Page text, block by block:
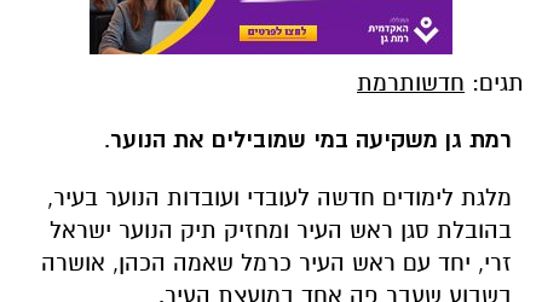
תגים: חדשותרמת
רמת גן משקיעה במי שמובילים את הנוער.
מלגת לימודים חדשה לעובדי ועובדות הנוער בעיר,
בהובלת סגן ראש העיר ומחזיק תיק הנוער ישראל
זרי, יחד עם ראש העיר כרמל שאמה הכהן, אושרה
בשבוע שעבר פה אחד במועצת העיר.